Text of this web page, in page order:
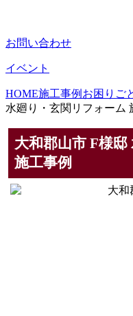
お問い合わせ
イベント
HOME施工事例 お困りご
水廻り・玄関リフォーム
大和郡山市 F様
施工事例